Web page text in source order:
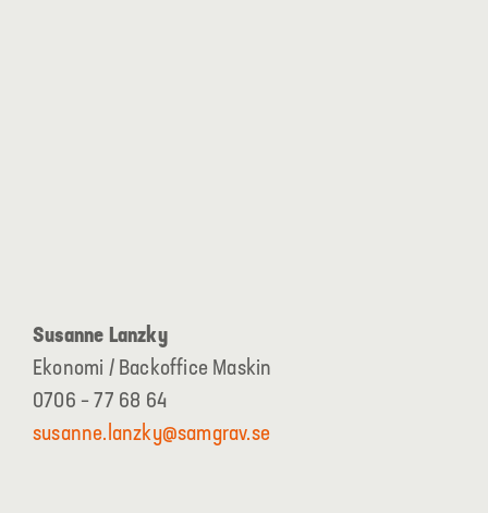
Susanne Lanzky
Ekonomi / Backoffice Maskin
0706 – 77 68 64
susanne.lanzky@samgrav.se